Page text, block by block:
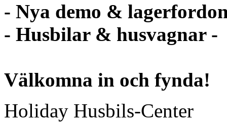
- Nya demo &
- Husbilar & husvagnar -
Välkomna in och fynda!
Holiday Husbils-Center